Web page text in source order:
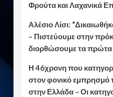
Φρούτα και Λαχανικά
Αλέσιο Λίσι:
– Πιστεύουμε στην
διορθώσουμε τα πρώτα
Η 46χρονη που
στον φονικό εμπρησμό
στην Ελλάδα – Οι